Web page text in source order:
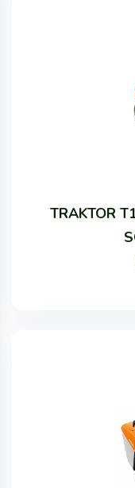
TRAKTOR